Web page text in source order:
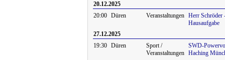
20.12.2025
20:00 Düren Veranstaltungen Herr Schröder
Hausaufgabe
27.12.2025
19:30 Düren
Sport /
Veranstaltungen
SWD-
Haching